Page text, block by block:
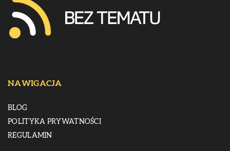
NAWIGACJA
BLOG
POLITYKA PRYWATNOŚCI
REGULAMIN